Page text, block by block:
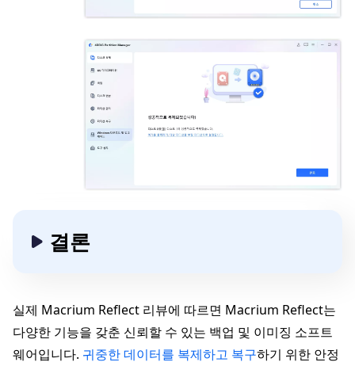
결론
실제 Macrium Reflect 리뷰에 따르면 Macrium Reflect는
다양한 기능을 갖춘 신뢰할 수 있는 백업 및 이미징 소프트
웨어입니다. 귀중한 데이터를 복제하고 복구하기 위한 안정